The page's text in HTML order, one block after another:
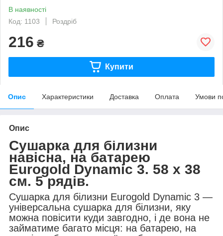
В наявності
Код: 1103
Роздріб
216 ₴
Купити
Опис Характеристики Доставка Оплата Умови
Опис
Сушарка для білизни
навісна, на батарею
Eurogold Dynamic 3. 58 х 38
см. 5 рядів.
Сушарка для білизни Eurogold Dynamic 3 —
універсальна сушарка для білизни, яку
можна повісити куди завгодно, і де вона не
займатиме багато місця: на батарею, на